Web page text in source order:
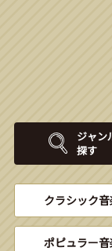
ジャン
探す
クラシック
ポピュラー